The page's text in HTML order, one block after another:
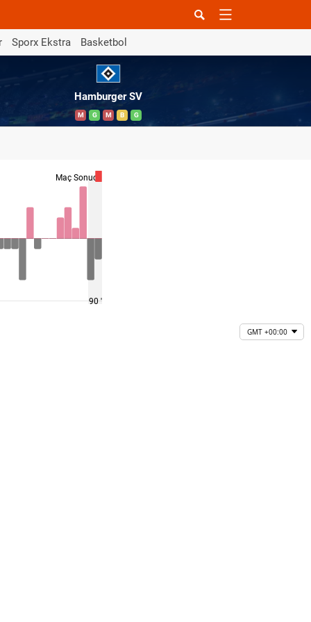
Sporx Ekstra Basketbol
Hamburger SV
M G M B G
Maç Sonucu
90 '
GMT +00:00